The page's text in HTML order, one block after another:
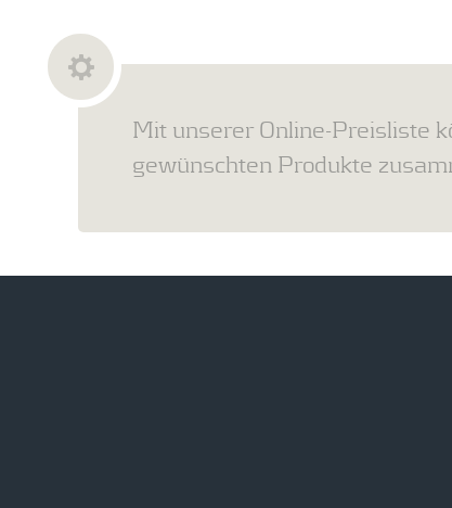
Mit unserer Online-Preisliste
gewünschten Produkte